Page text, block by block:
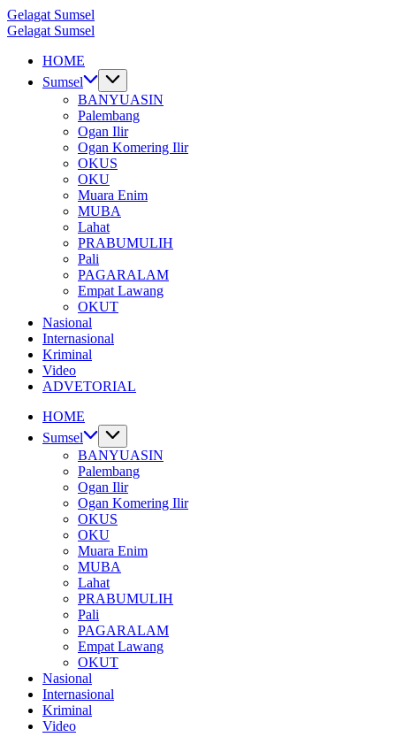
Skip
to
Gelagat Sumsel
Media
Gelagat Sumsel
Cyber
HOME
Sumsel
BANYUASIN
Palembang
Ogan Ilir
Ogan Komering Ilir
OKUS
OKU
Muara Enim
MUBA
Lahat
PRABUMULIH
Pali
PAGARALAM
Empat Lawang
OKUT
Nasional
Internasional
Kriminal
Video
ADVETORIAL
HOME
Sumsel
BANYUASIN
Palembang
Ogan Ilir
Ogan Komering Ilir
OKUS
OKU
Muara Enim
MUBA
Lahat
PRABUMULIH
Pali
PAGARALAM
Empat Lawang
OKUT
Nasional
Internasional
Kriminal
Video